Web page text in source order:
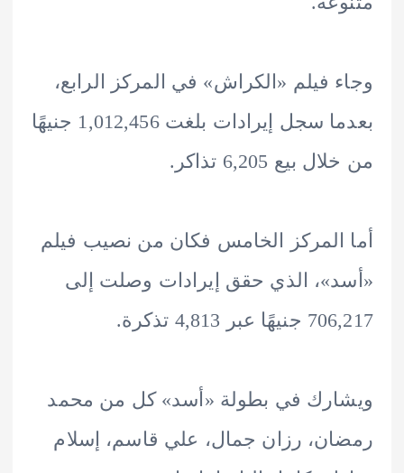
فيلم «الكراش» في المركز الرابع،
بعدما سجل إيرادات بلغت 1,012,456 جنيهًا
6,205 تذاكر.
المركز الخامس فكان من نصيب فيلم
الذي حقق إيرادات وصلت إلى
4,813 تذكرة.
في بطولة «أسد» كل من محمد
رزان جمال، علي قاسم، إسلام